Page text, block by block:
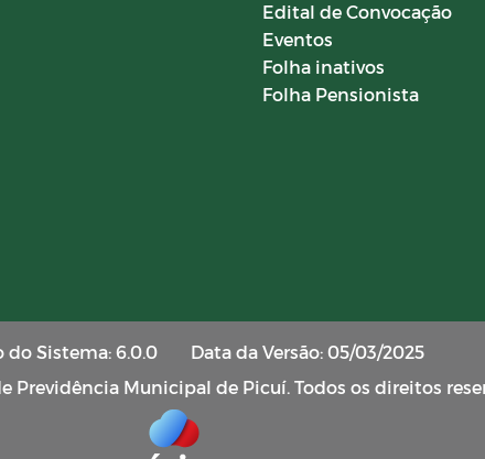
Edital de Convocação
Eventos
Folha inativos
Folha Pensionista
do Sistema: 6.0.0
Data da Versão: 05/03/2025
Municipal de Picuí. Todos os direitos